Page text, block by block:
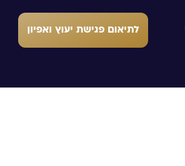
לתיאום פגישת יעוץ ואפיון